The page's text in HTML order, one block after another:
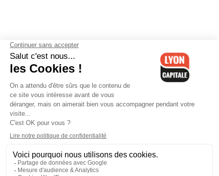
Contactez-nous-Mentions légales-CGV-Politique de
confidentialité-Gestion des cookies